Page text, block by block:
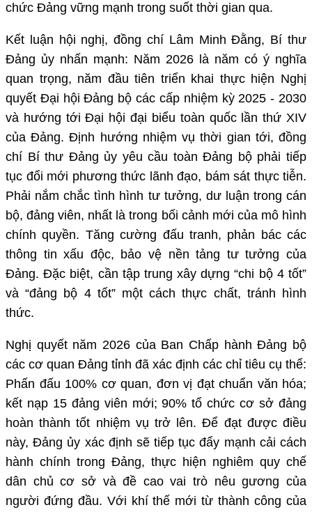
chức Đảng vững mạnh trong suốt thời gian qua.
Kết luận hội nghị, đồng chí Lâm Minh Đằng, Bí thư
Đảng ủy nhấn mạnh: Năm 2026 là năm có ý nghĩa
quan trọng, năm đầu tiên triển khai thực hiện Nghị
quyết Đại hội Đảng bộ các cấp nhiệm kỳ 2025 - 2030
và hướng tới Đại hội đại biểu toàn quốc lần thứ XIV
của Đảng. Định hướng nhiệm vụ thời gian tới, đồng
chí Bí thư Đảng ủy yêu cầu toàn Đảng bộ phải tiếp
tục đổi mới phương thức lãnh đạo, bám sát thực tiễn.
Phải nắm chắc tình hình tư tưởng, dư luận trong cán
bộ, đảng viên, nhất là trong bối cảnh mới của mô hình
chính quyền. Tăng cường đấu tranh, phản bác các
thông tin xấu độc, bảo vệ nền tảng tư tưởng của
Đảng. Đặc biệt, cần tập trung xây dựng “chi bộ 4 tốt”
và “đảng bộ 4 tốt” một cách thực chất, tránh hình
thức.
Nghị quyết năm 2026 của Ban Chấp hành Đảng bộ
các cơ quan Đảng tỉnh đã xác định các chỉ tiêu cụ thể:
Phấn đấu 100% cơ quan, đơn vị đạt chuẩn văn hóa;
kết nạp 15 đảng viên mới; 90% tổ chức cơ sở đảng
hoàn thành tốt nhiệm vụ trở lên. Để đạt được điều
này, Đảng ủy xác định sẽ tiếp tục đẩy mạnh cải cách
hành chính trong Đảng, thực hiện nghiêm quy chế
dân chủ cơ sở và đề cao vai trò nêu gương của
người đứng đầu. Với khí thế mới từ thành công của